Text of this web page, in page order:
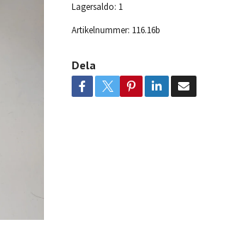
Lagersaldo: 1
Artikelnummer: 116.16b
Dela